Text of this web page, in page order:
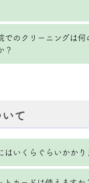
でのクリーニングは何
？
て
はいくらぐらいかかり